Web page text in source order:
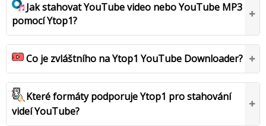
Jak stahovat YouTube video nebo YouTube MP3
pomocí Ytop1?
Co je zvláštního na Ytop1 YouTube Downloader?
Které formáty podporuje Ytop1 pro stahování
videí YouTube?